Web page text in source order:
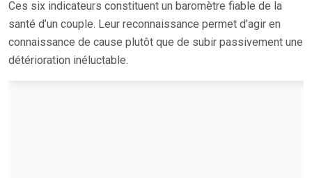
Ces six indicateurs constituent un baromètre fiable de la
santé d’un couple. Leur reconnaissance permet d’agir en
connaissance de cause plutôt que de subir passivement une
détérioration inéluctable.